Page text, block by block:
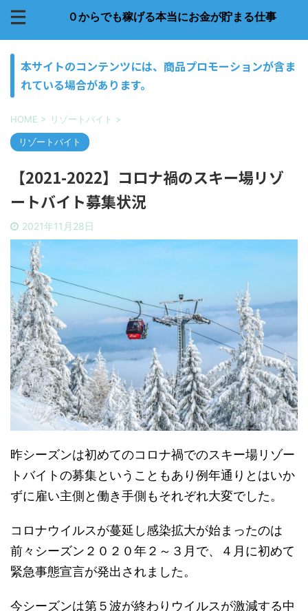
０からでも稼げる本当にお金が貯まる仕事
本サイトのコンテンツには、商品プロモーションが含ま
れている場合があります。
HOME > リゾートバイト >
リゾートバイト
【2021-2022】コロナ禍のスキー場リゾ
ートバイト募集状況
2021年11月28日
昨シーズンは初めてのコロナ禍でのスキー場リゾー
トバイトの募集ということもあり例年通りとはいか
ずに雇い主側と働き手側もそれぞれ大変でした。
コロナウイルスが蔓延し感染拡大が始まったのは
前々シーズン２０２０年２～３月で、４月に初めて
緊急事態宣言が発出されました。
今シーズンは第５波が終わりウイルスが激減する中